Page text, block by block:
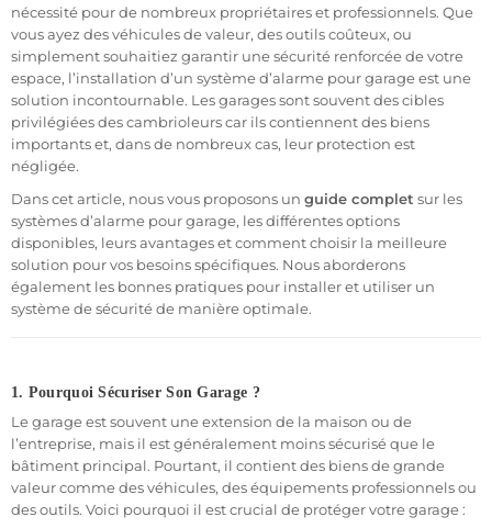
maximale. Elles intègrent des technologies avancées telles que
lesdétecteurs de mouvement, lescapteurs d’ouverture
options desurveillance vidéopour garantir une sécurité
complète de votre garage.
Pourquoi choisir une alarme garage ?
Ungarageest souvent un espace négligé en termes de sécurité,
alors qu'il contient des biens de grande valeur, comme des
véhicules, des outils ou des objets personnels. Installer une
alarme pour votre garage, votre box ou votre parking peut
prévenir les intrusions et dissuader les cambrioleurs.
Nos systèmes d'alarme sans fil pour garages et parkings sont
faciles à installer, tout en offrant des fonctionnalités connectées
pour que vous puissiez surveiller votre espace à distance via votre
smartphone. En plus de cela, chaque produit est configuré avant
Fonctionnalités des alarmes pour garage, box ou parking
Détecteurs de mouvement et d'ouverture: Idéals pour
surveiller l'entrée de votre garage et détecter toute
activité suspecte.
Alarme sans fil: Installation facile, sans travaux
nécessité pour de nombreux propriétaires et professionnels. Que
vous ayez des véhicules de valeur, des outils coûteux, ou
simplement souhaitiez garantir une sécurité renforcée de votre
espace, l’installation d’un système d’alarme pour garage est une
solution incontournable. Les garages sont souvent des cibles
privilégiées des cambrioleurs car ils contiennent des biens
importants et, dans de nombreux cas, leur protection est
négligée.
Dans cet article, nous vous proposons un guide complet sur les
systèmes d’alarme pour garage, les différentes options
disponibles, leurs avantages et comment choisir la meilleure
solution pour vos besoins spécifiques. Nous aborderons
également les bonnes pratiques pour installer et utiliser un
système de sécurité de manière optimale.
1. Pourquoi Sécuriser Son Garage ?
Le garage est souvent une extension de la maison ou de
l’entreprise, mais il est généralement moins sécurisé que le
bâtiment principal. Pourtant, il contient des biens de grande
valeur comme des véhicules, des équipements professionnels ou
des outils. Voici pourquoi il est crucial de protéger votre garage :